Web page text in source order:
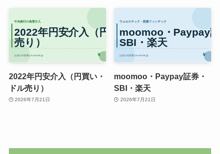
2022年円安介入（円買い・
ドル売り）
2026年7月21日
moomoo・Paypay証券・
SBI・楽天
2026年7月21日